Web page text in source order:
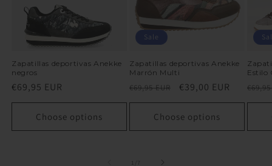
Zapatillas deportivas Anekke
negros
Regular
price
€69,95 EUR
Choose options
Sale
Zapatillas deportivas Anekke
Marrón Multi
Regular
price
€69,95 EUR
Sale
price
€39,00 EUR
Choose options
Estilo
price